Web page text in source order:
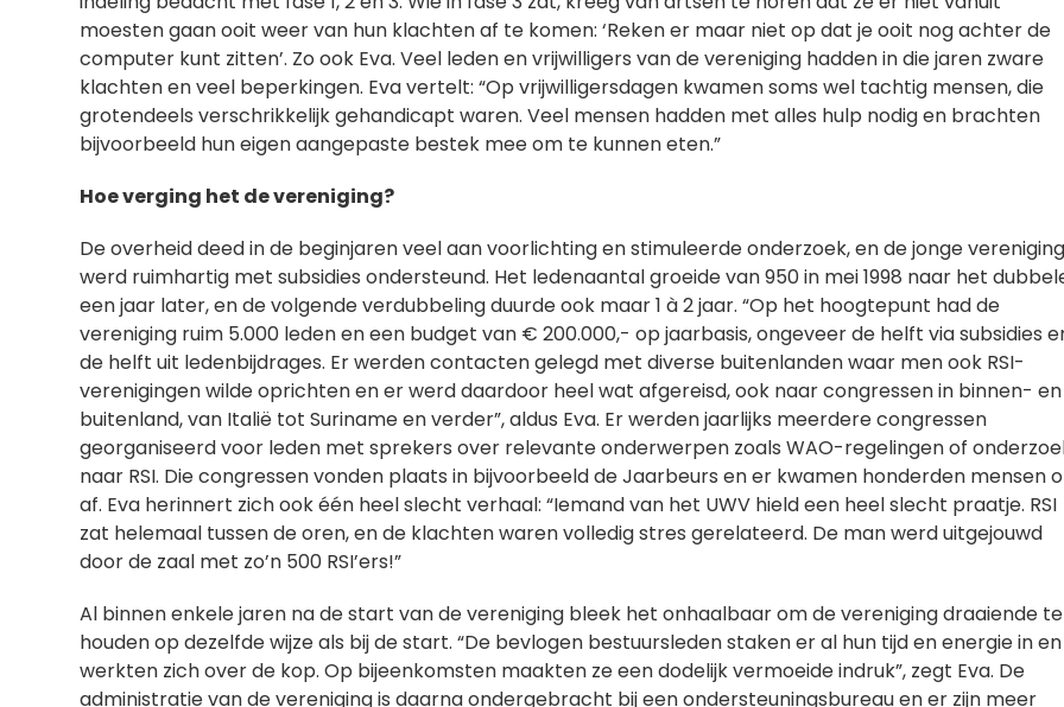
moesten gaan ooit weer van hun klachten af te komen: ‘Reken er maar niet op dat je ooit nog achter de
computer kunt zitten’. Zo ook Eva. Veel leden en vrijwilligers van de vereniging hadden in die jaren zware
klachten en veel beperkingen. Eva vertelt: “Op vrijwilligersdagen kwamen soms wel tachtig mensen, die
grotendeels verschrikkelijk gehandicapt waren. Veel mensen hadden met alles hulp nodig en brachten
bijvoorbeeld hun eigen aangepaste bestek mee om te kunnen eten.”
Hoe verging het de vereniging?
De overheid deed in de beginjaren veel aan voorlichting en stimuleerde onderzoek, en de jonge vereniging
werd ruimhartig met subsidies ondersteund. Het ledenaantal groeide van 950 in mei 1998 naar het
een jaar later, en de volgende verdubbeling duurde ook maar 1 à 2 jaar. “Op het hoogtepunt had de
vereniging ruim 5.000 leden en een budget van € 200.000,- op jaarbasis, ongeveer de helft via subsidies
de helft uit ledenbijdrages. Er werden contacten gelegd met diverse buitenlanden waar men ook RSI-
verenigingen wilde oprichten en er werd daardoor heel wat afgereisd, ook naar congressen in binnen- en
buitenland, van Italië tot Suriname en verder”, aldus Eva. Er werden jaarlijks meerdere congressen
georganiseerd voor leden met sprekers over relevante onderwerpen zoals WAO-regelingen of
naar RSI. Die congressen vonden plaats in bijvoorbeeld de Jaarbeurs en er kwamen honderden mensen
af. Eva herinnert zich ook één heel slecht verhaal: “Iemand van het UWV hield een heel slecht praatje. RSI
zat helemaal tussen de oren, en de klachten waren volledig stres gerelateerd. De man werd uitgejouwd
door de zaal met zo’n 500 RSI’ers!”
Al binnen enkele jaren na de start van de vereniging bleek het onhaalbaar om de vereniging draaiende te
houden op dezelfde wijze als bij de start. “De bevlogen bestuursleden staken er al hun tijd en energie in en
werkten zich over de kop. Op bijeenkomsten maakten ze een dodelijk vermoeide indruk”, zegt Eva. De
administratie van de vereniging is daarna ondergebracht bij een ondersteuningsbureau en er zijn meer